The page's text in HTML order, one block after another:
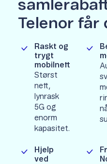
Telenor får
Raskt og
trygt
mobilnett
Størst
nett,
lynrask
5G og
enorm
kapasitet.
Hjelp
ved